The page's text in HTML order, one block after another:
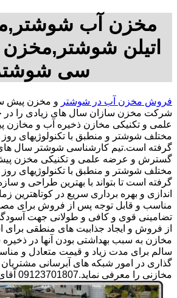
مخزن آب
اتیلن
سی
فروش مخزن آب در شوشتر و مخزن پیش
شرکت مخزن سازان سال های زیادی را
علمی و تکنیکی مخازن ذخیره آب و مخازن
مختلف شوشتر و منطبق با تکنولوژیهای روز
گرفته است.تیم کارشناسی شوشتر سال
گسترش و عرضه علمی و تکنیکی مخزن
مختلف شوشتر و منطبق با تکنولوژیهای روز
گرفته است تا بتواند با بهترین طراحی و
اندازی و بهره برداری سریع در کوتاهترین
مناسب و قابل توجه پس از فروش برای
تضامینی قوی و کافی و طولانی جهت
از فروش و ایجاد جذابیت های منطقی برای
مخازن به سبب بهداشتی بودن آنها در
سالم برای مدت زیاد و قیمت متعادل و
گذاری در امور شبکه های آبرسانی
مخازنی را معرفی نماید.09123701807 آقای سلیمان مجردی